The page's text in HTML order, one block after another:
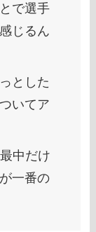
で選手
じるん
とした
いてア
中だけ
一番の